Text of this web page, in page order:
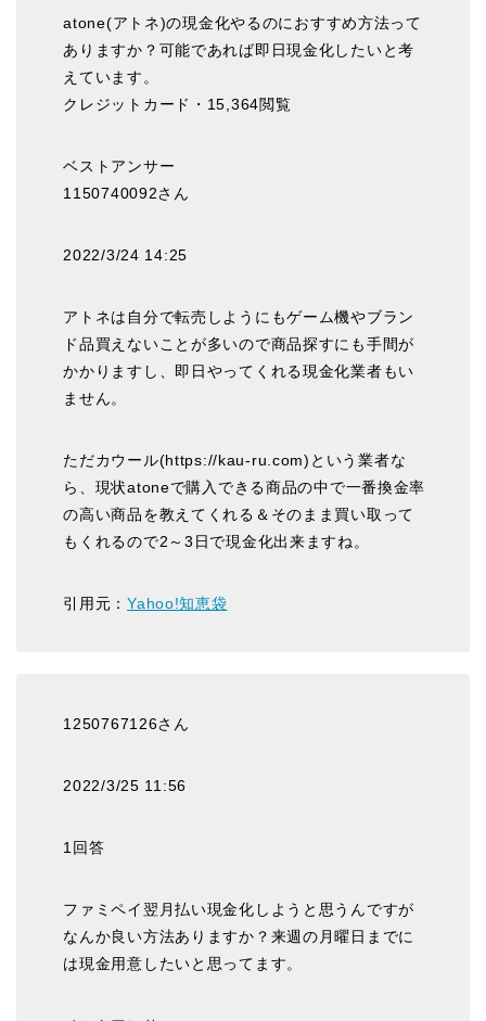
atone(アトネ)の現金化やるのにおすすめ方法って
ありますか？可能であれば即日現金化したいと考
えています。
クレジットカード・15,364閲覧
ベストアンサー
1150740092さん
2022/3/24 14:25
アトネは自分で転売しようにもゲーム機やブラン
ド品買えないことが多いので商品探すにも手間が
かかりますし、即日やってくれる現金化業者もい
ません。
ただカウール(https://kau-ru.com)という業者な
ら、現状atoneで購入できる商品の中で一番換金率
の高い商品を教えてくれる＆そのまま買い取って
もくれるので2～3日で現金化出来ますね。
引用元：Yahoo!知恵袋
1250767126さん
2022/3/25 11:56
1回答
ファミペイ翌月払い現金化しようと思うんですが
なんか良い方法ありますか？来週の月曜日までに
は現金用意したいと思ってます。